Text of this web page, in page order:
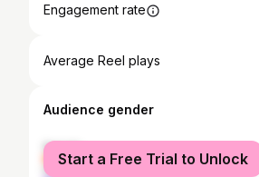
Engagement rate
Average Reel plays
Audience gender
female
male
Start a Free Trial to Unlock